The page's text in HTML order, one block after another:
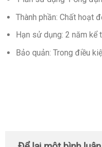
Thành phần: Chất hoạt
Hạn sử dụng: 2 năm kể
Bảo quản: Trong điều